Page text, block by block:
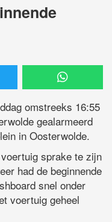
omstreeks 16:55
gealarmeerd
in Oosterwolde.
sprake te zijn
had de beginnende
snel onder
voertuig geheel